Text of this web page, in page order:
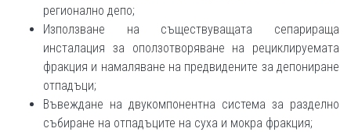
регионално депо;
Използване на съществуващата сепарираща
инсталация за оползотворяване на рециклируемата
фракция и намаляване на предвидените за депониране
отпадъци;
Въвеждане на двукомпонентна система за разделно
събиране на отпадъците на суха и мокра фракция;